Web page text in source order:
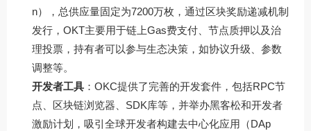
n），总供应量固定为7200万枚，通过区块奖励递减机制
发行，OKT主要用于链上Gas费支付、节点质押以及治
理投票，持有者可以参与生态决策，如协议升级、参数
调整等。
开发者工具 ：OKC提供了完善的开发套件，包括RPC节
点、区块链浏览器、SDK库等，并举办黑客松和开发者
激励计划，吸引全球开发者构建去中心化应用（DAp